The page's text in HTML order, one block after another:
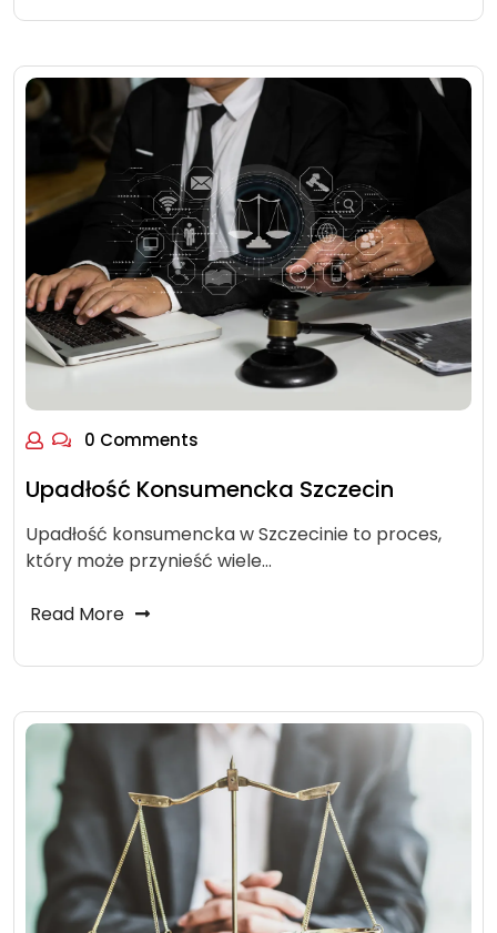
0 Comments
Upadłość Konsumencka Szczecin
Upadłość konsumencka w Szczecinie to proces,
który może przynieść wiele…
Read More